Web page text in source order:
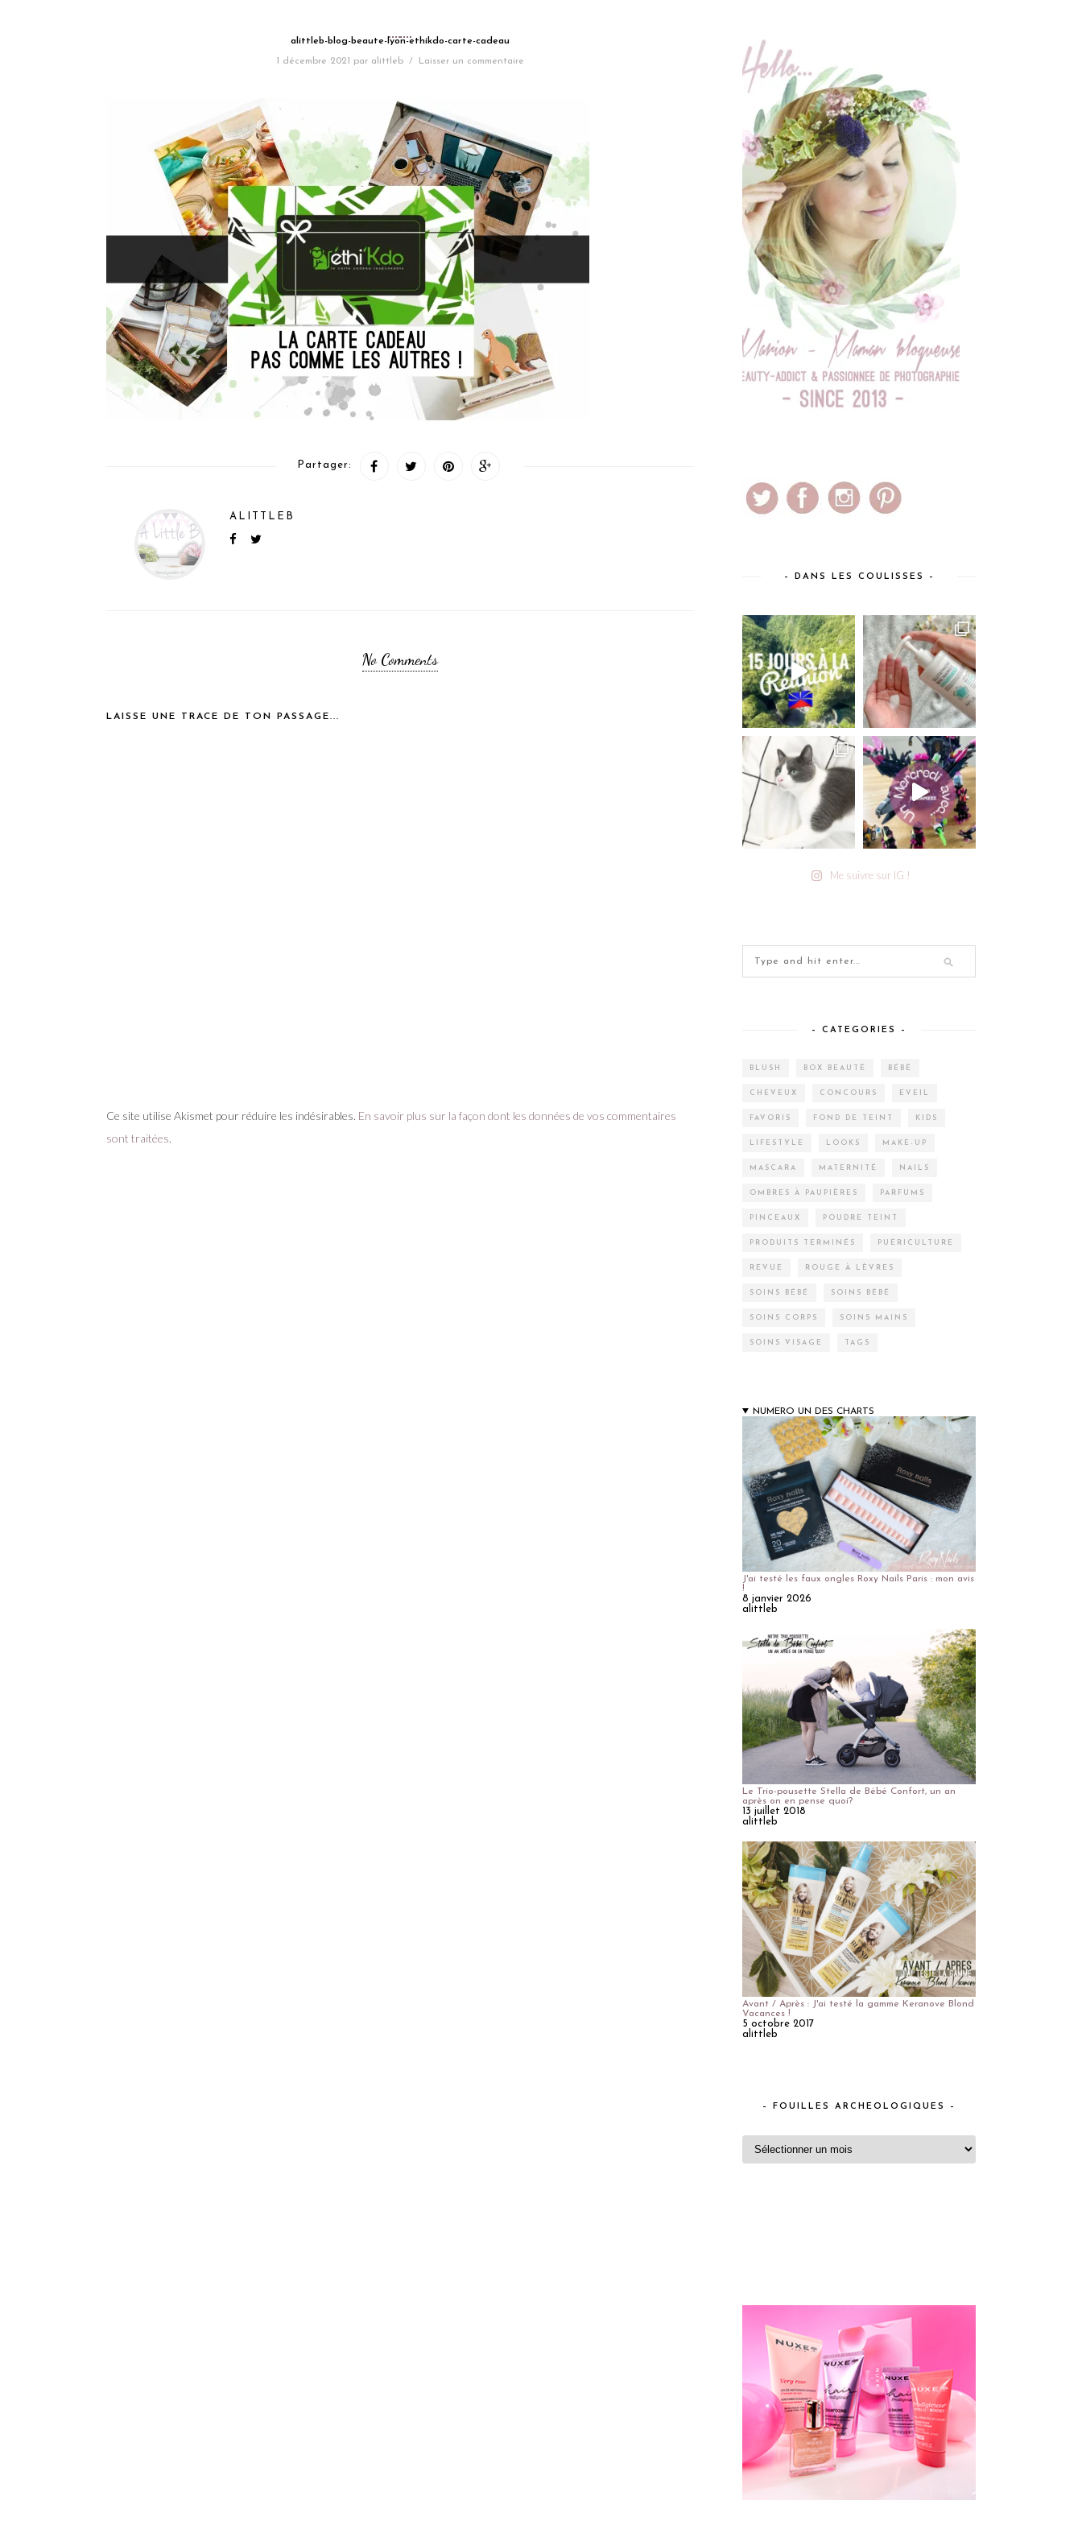
alittleb-blog-beaute-lyon-ethikdo-carte-cadeau
1 décembre 2021 par alittleb / Laisser un commentaire
Partager:
ALITTLEB
No Comments
LAISSE UNE TRACE DE TON PASSAGE...
Ce site utilise Akismet pour réduire les indésirables. En savoir plus sur la façon dont les données de vos commentaires
sont traitées.
– DANS LES COULISSES –
Me suivre sur IG !
– CATEGORIES –
BLUSH BOX BEAUTÉ BÉBÉ
CHEVEUX CONCOURS EVEIL
FAVORIS FOND DE TEINT KIDS
LIFESTYLE LOOKS MAKE-UP
MASCARA MATERNITÉ NAILS
OMBRES À PAUPIÈRES PARFUMS
PINCEAUX POUDRE TEINT
PRODUITS TERMINÉS PUÉRICULTURE
REVUE ROUGE À LÈVRES
SOINS BÉBÉ SOINS BÉBÉ
SOINS CORPS SOINS MAINS
SOINS VISAGE TAGS
NUMERO UN DES CHARTS
J'ai testé les faux ongles Roxy Nails Paris : mon avis
!
8 janvier 2026
alittleb
Le Trio-pousette Stella de Bébé Confort, un an
après on en pense quoi?
13 juillet 2018
alittleb
Avant / Après : J'ai testé la gamme Keranove Blond
Vacances !
5 octobre 2017
alittleb
– FOUILLES ARCHEOLOGIQUES –